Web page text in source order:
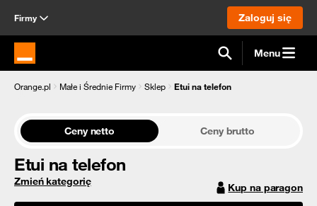
Firmy Zaloguj się
Strona główna Orange.pl Menu
Orange.pl Małe i Średnie Firmy Sklep Etui na telefon
Ceny netto Ceny brutto
Etui na telefon
Zmień kategorię Kup na paragon